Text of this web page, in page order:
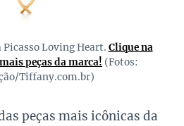
Loving Heart. Clique na
peças da marca! (Fotos:
Tiffany.com.br)
peças mais icônicas da